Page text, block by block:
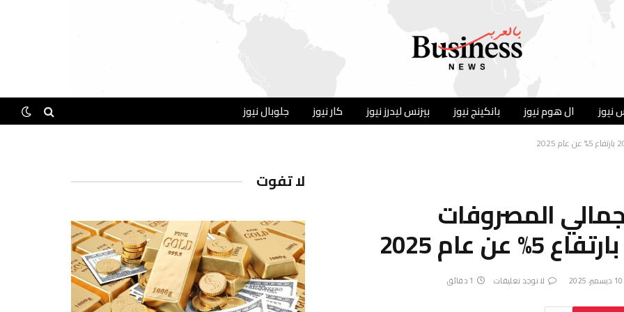
نيوز ال هوم نيوز بانكينج نيوز بيزنس ليدرز نيوز كار نيوز جلوبال نيوز
ريال إجمالي المصروفات
10 ديسمبر، 2025 لا توجد تعليقات 1 دقائق
لا تفوت